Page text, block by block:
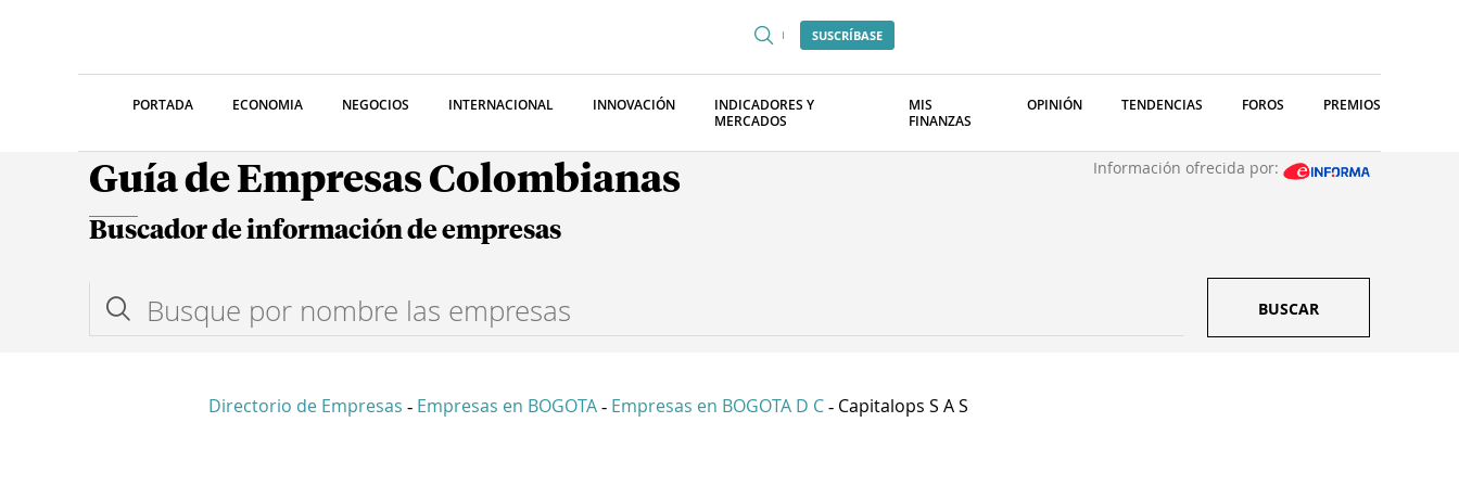
SUSCRÍBASE
PORTADA ECONOMIA NEGOCIOS INTERNACIONAL INNOVACIÓN
INDICADORES Y
MERCADOS
MIS
FINANZAS
OPINIÓN TENDENCIAS FOROS PREMIOS
Guía de Empresas Colombianas Información ofrecida por:
Buscador de información de empresas
BUSCAR
Directorio de Empresas - Empresas en BOGOTA - Empresas en BOGOTA D C - Capitalops S A S